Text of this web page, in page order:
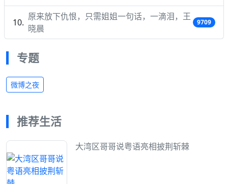
原来放下仇恨，只需姐姐一句话，一滴泪，王
晓晨
9709
专题
微博之夜
推荐生活
大湾区哥哥说粤语亮相披荆斩棘